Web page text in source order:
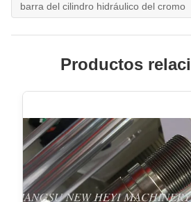
barra del cilindro hidráulico del cromo
Productos